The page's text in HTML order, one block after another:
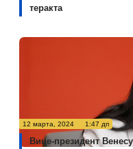
теракта
12 марта, 2024 1:47 дп
Вице-президент